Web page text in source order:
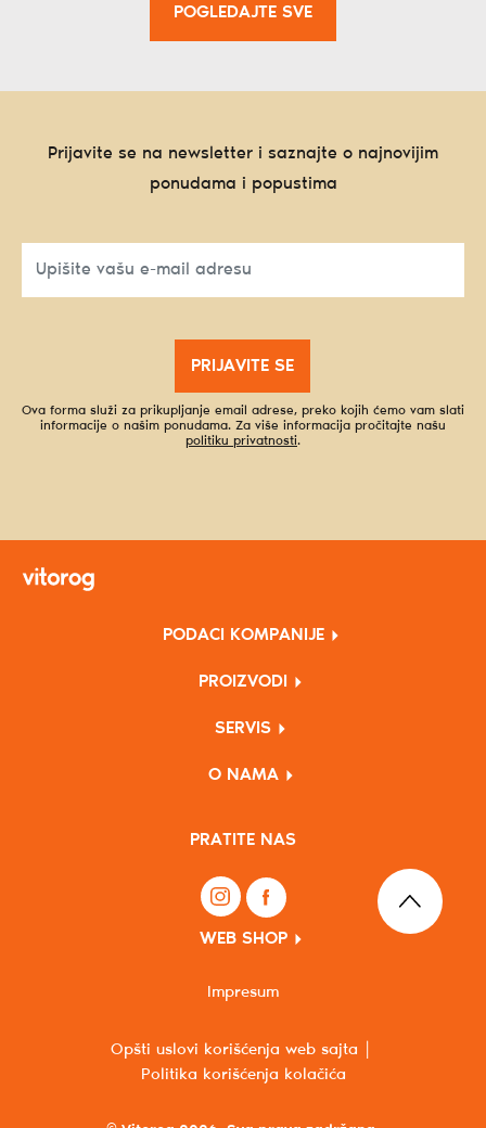
POGLEDAJTE SVE
Prijavite se na newsletter i saznajte o najnovijim
ponudama i popustima
PRIJAVITE SE
Ova forma služi za prikupljanje email adrese, preko kojih ćemo vam slati
informacije o našim ponudama. Za više informacija pročitajte našu
politiku privatnosti.
PODACI KOMPANIJE
PROIZVODI
SERVIS
O NAMA
PRATITE NAS
WEB SHOP
Opšti uslovi korišćenja web sajta
Politika korišćenja kolačića
Impresum